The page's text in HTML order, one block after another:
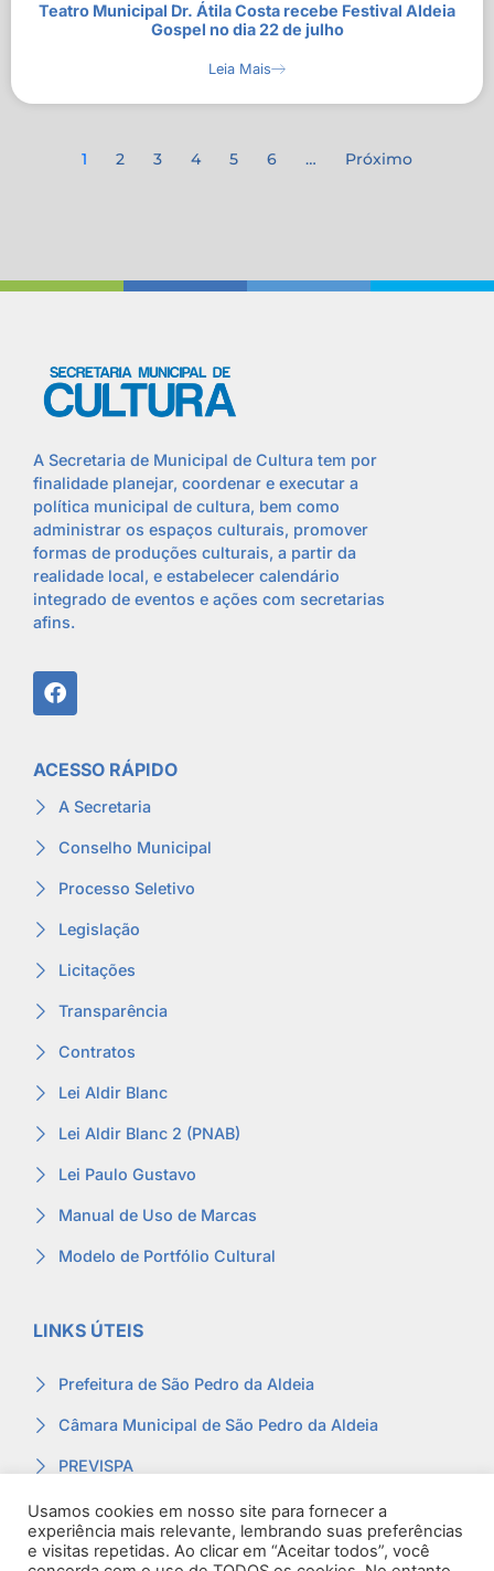
Teatro Municipal Dr. Átila Costa recebe Festival Aldeia
Gospel no dia 22 de julho
Leia Mais
1 2 3 4 5 6 … Próximo
A Secretaria de Municipal de Cultura tem por
finalidade planejar, coordenar e executar a
política municipal de cultura, bem como
administrar os espaços culturais, promover
formas de produções culturais, a partir da
realidade local, e estabelecer calendário
integrado de eventos e ações com secretarias
afins.
ACESSO RÁPIDO
A Secretaria
Conselho Municipal
Processo Seletivo
Legislação
Licitações
Transparência
Contratos
Lei Aldir Blanc
Lei Aldir Blanc 2 (PNAB)
Lei Paulo Gustavo
Manual de Uso de Marcas
Modelo de Portfólio Cultural
LINKS ÚTEIS
Prefeitura de São Pedro da Aldeia
Câmara Municipal de São Pedro da Aldeia
PREVISPA
Ouvidoria
Contracheque
Usamos cookies em nosso site para fornecer a
experiência mais relevante, lembrando suas preferências
e visitas repetidas. Ao clicar em “Aceitar todos”, você